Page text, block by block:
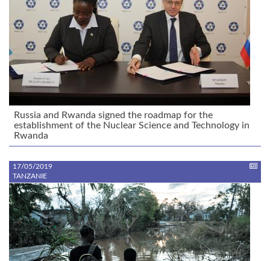
Russia and Rwanda signed the roadmap for the
establishment of the Nuclear Science and Technology in
Rwanda
17/05/2019
TANZANIE